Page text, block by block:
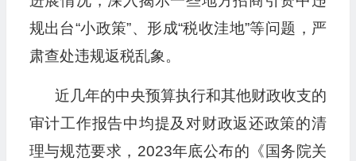
规出台“小政策”、形成“税收洼地”等问题，严
肃查处违规返税乱象。
近几年的中央预算执行和其他财政收支的
审计工作报告中均提及对财政返还政策的清
理与规范要求，2023年底公布的《国务院关